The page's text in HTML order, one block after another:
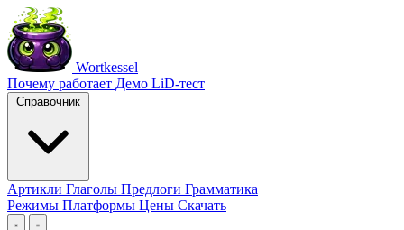
Wortkessel
Почему работает Демо LiD-тест
Справочник
Артикли Глаголы Предлоги Грамматика
Режимы Платформы Цены Скачать